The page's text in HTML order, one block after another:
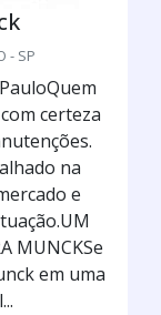
- SP
certeza
na
e
MUNCKSe
em uma